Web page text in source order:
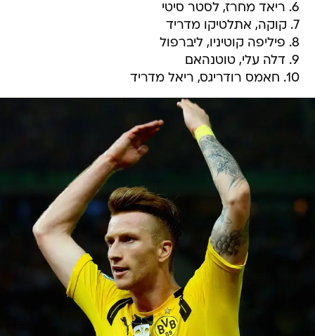
6. ריאד מחרז, לסטר סיטי
7. קוקה, אתלטיקו מדריד
8. פיליפה קוטיניו, ליברפול
9. דלה עלי, טוטנהאם
10. חאמס רודריגס, ריאל מדריד